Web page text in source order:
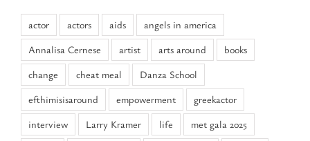
actor actors aids
angels in america
Annalisa Cernese
artist arts around
books
change
cheat meal
Danza School
efthimisisaround
empowerment
greekactor
interview
Larry Kramer life
met gala 2025